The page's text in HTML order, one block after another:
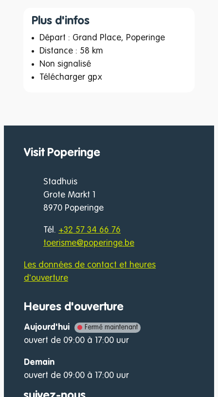
Plus d'infos
Départ : Grand Place, Poperinge
Distance : 58 km
Non signalisé
Télécharger gpx
Visit Poperinge
AdresseStadhuis
Grote Markt 1
,8970 Poperinge
+32 57 34 66 76
E-mailtoerisme@poperinge.be
Les données de contact et heures
d'ouverture
Heures d'ouverture
Aujourd'hui Fermé maintenant
ouvert de 09:00 à 17:00 uur
Demain
ouvert de 09:00 à 17:00 uur